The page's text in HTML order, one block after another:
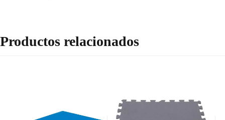
Productos relacionados